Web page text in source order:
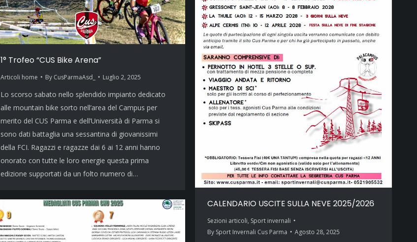
CALENDARIO USCITE SULLA NEVE 2025/2026
Sezioni articoli, Sport invernali
By Sport Invernali Cus Parma Agosto 28, 2025
1° Trofeo “CUS Bike Arena”
Articoli home By CusParmaAsd_ Luglio 2, 2025
Lo scorso sabato nello splendido impianto dedicato
alle mountain bike sorto nell’area del Campus per
merito del CUS Parma e dell’Università di Parma si
sono dati battaglia una sessantina di giovanissimi
della FCI. Ragazzi e ragazze dai 6 ai 12 anni hanno
onorato con tutte le loro energie questa prima
edizione supportati da un folto numero di…